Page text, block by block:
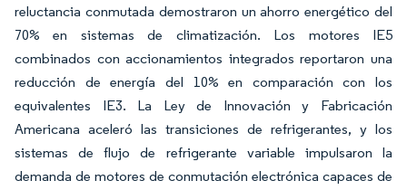
reluctancia conmutada demostraron un ahorro energético del
70% en sistemas de climatización. Los motores IE5
combinados con accionamientos integrados reportaron una
reducción de energía del 10% en comparación con los
equivalentes IE3. La Ley de Innovación y Fabricación
Americana aceleró las transiciones de refrigerantes, y los
sistemas de flujo de refrigerante variable impulsaron la
demanda de motores de conmutación electrónica capaces de